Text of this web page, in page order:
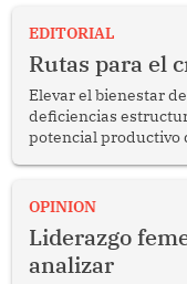
EDITORIAL
Rutas para el
Elevar el bienestar
deficiencias
potencial productivo
OPINION
Liderazgo
analizar